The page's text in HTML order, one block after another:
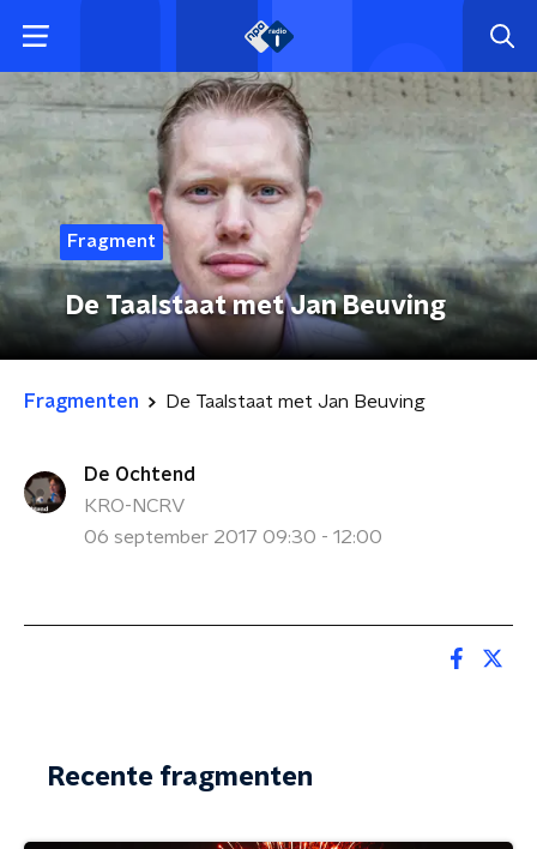
Fragment
De Taalstaat met Jan Beuving
Fragmenten De Taalstaat met Jan Beuving
De Ochtend
KRO-NCRV
06 september 2017 09:30 - 12:00
Recente fragmenten